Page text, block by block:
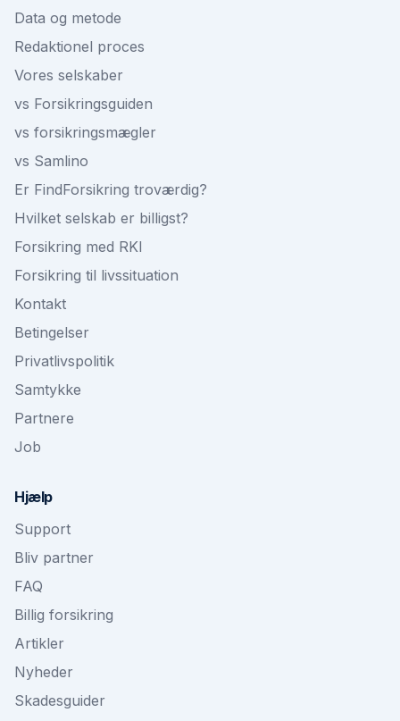
Data og metode
Redaktionel proces
Vores selskaber
vs Forsikringsguiden
vs forsikringsmægler
vs Samlino
Er FindForsikring troværdig?
Hvilket selskab er billigst?
Forsikring med RKI
Forsikring til livssituation
Kontakt
Betingelser
Privatlivspolitik
Samtykke
Partnere
Job
Hjælp
Support
Bliv partner
FAQ
Billig forsikring
Artikler
Nyheder
Skadesguider